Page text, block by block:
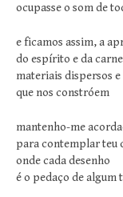
ocupasse o som de
e ficamos assim, a
do espírito e da carne
materiais dispersos
que nos constróem
mantenho-me
para contemplar teu
onde cada desenho
é o pedaço de algum